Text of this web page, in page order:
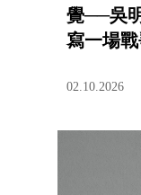
覺──吳
寫一場
02.10.2026